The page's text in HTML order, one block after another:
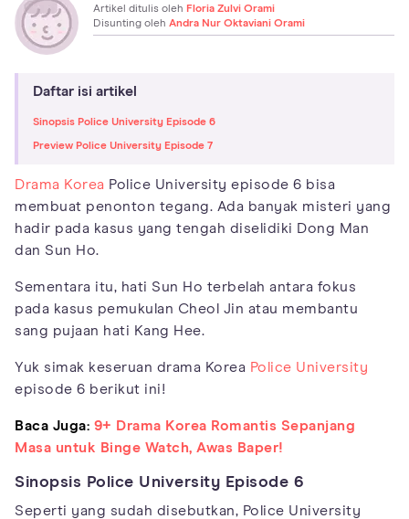
Artikel ditulis oleh Floria Zulvi Orami
Disunting oleh Andra Nur Oktaviani Orami
Daftar isi artikel
Sinopsis Police University Episode 6
Preview Police University Episode 7
Drama Korea Police University episode 6 bisa
membuat penonton tegang. Ada banyak misteri yang
hadir pada kasus yang tengah diselidiki Dong Man
dan Sun Ho.
Sementara itu, hati Sun Ho terbelah antara fokus
pada kasus pemukulan Cheol Jin atau membantu
sang pujaan hati Kang Hee.
Yuk simak keseruan drama Korea Police University
episode 6 berikut ini!
Baca Juga: 9+ Drama Korea Romantis Sepanjang
Masa untuk Binge Watch, Awas Baper!
Sinopsis Police University Episode 6
Seperti yang sudah disebutkan, Police University